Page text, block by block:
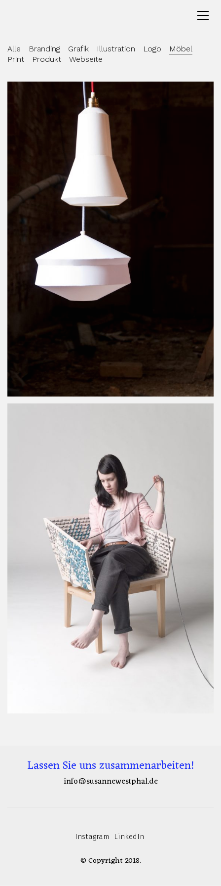
Alle Branding Grafik Illustration Logo
Möbel
Print
Produkt Webseite
Lassen Sie uns zusammenarbeiten!
info@susannewestphal.de
Instagram LinkedIn
© Copyright 2018.